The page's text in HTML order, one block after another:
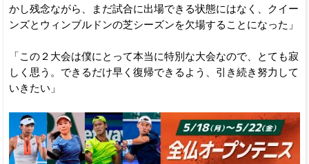
かし残念ながら、まだ試合に出場できる状態にはなく、クイー
ンズとウィンブルドンの芝シーズンを欠場することになった」
「この２大会は僕にとって本当に特別な大会なので、とても寂
しく思う。できるだけ早く復帰できるよう、引き続き努力して
いきたい」